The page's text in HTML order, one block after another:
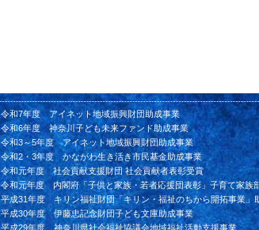
令和7年度 アイネット地域振興財団助成事業
令和6年度 神奈川子ども未来ファンド助成事業
令和3～5年度 アイネット地域振興財団助成事業
令和2・3年度 かながわ生き活き市民基金助成事業
令和元年度 社会貢献支援財団 社会貢献者表彰受賞
令和元年度 内閣府「子供と家族・若者応援団表彰」子育て家族
平成31年度 キリン福祉財団「キリン・福祉のちから開拓事業」
平成30年度 伊藤忠記念財団子ども文庫助成事業
平成29年度 神奈川県社会福祉協議会地域福祉活動支援事業